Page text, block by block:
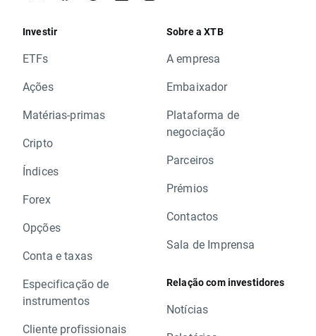
Investir
ETFs
Ações
Matérias-primas
Cripto
Índices
Forex
Opções
Conta e taxas
Especificação de
instrumentos
Cliente profissionais
Sobre a XTB
A empresa
Embaixador
Plataforma de
negociação
Parceiros
Prémios
Contactos
Sala de Imprensa
Relação com investidores
Notícias